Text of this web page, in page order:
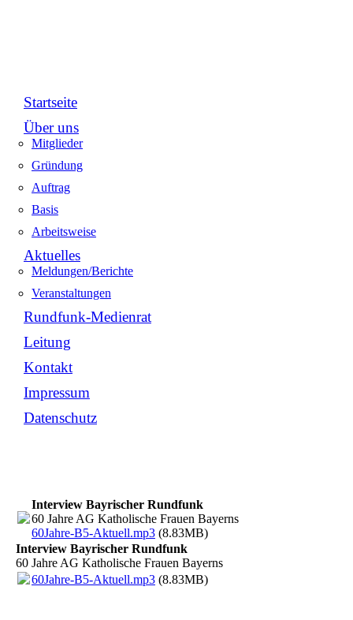
Startseite
Über uns
Mitglieder
Gründung
Auftrag
Basis
Arbeitsweise
Aktuelles
Meldungen/Berichte
Veranstaltungen
Rundfunk-Medienrat
Leitung
Kontakt
Impressum
Datenschutz
Interview Bayrischer Rundfunk
60 Jahre AG Katholische Frauen Bayerns
60Jahre-B5-Aktuell.mp3 (8.83MB)
Interview Bayrischer Rundfunk
60 Jahre AG Katholische Frauen Bayerns
60Jahre-B5-Aktuell.mp3 (8.83MB)